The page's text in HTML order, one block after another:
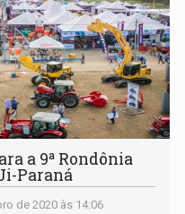
a 9ª Rondônia
Paraná
de 2020 às 14:06